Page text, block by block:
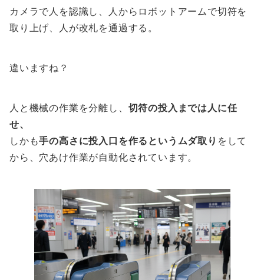
カメラで人を認識し、人からロボットアームで切符を
取り上げ、人が改札を通過する。
違いますね？
人と機械の作業を分離し、 切符の投入までは人に任
せ、
しかも手の高さに投入口を作るというムダ取り をして
から、穴あけ作業が自動化されています。